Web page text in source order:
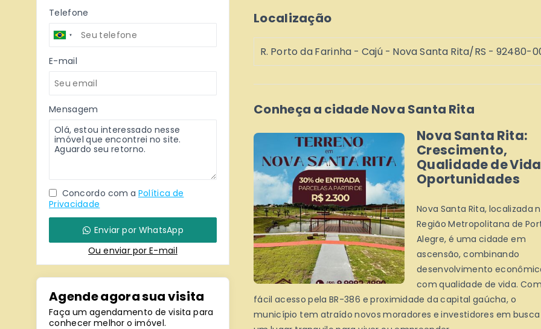
Telefone
E-mail
Mensagem
Concordo com a Política de
Privacidade
Enviar por WhatsApp
Ou enviar por E-mail
Agende agora sua visita
Faça um agendamento de visita para
conhecer melhor o imóvel.
Localização
R. Porto da Farinha - Cajú - Nova Santa Rita/RS - 92480-
Conheça a cidade Nova Santa Rita
Nova Santa Rita:
Crescimento,
Qualidade de
Oportunidades
Nova Santa Rita, localizada
Região Metropolitana de
Alegre, é uma cidade em
ascensão, combinando
desenvolvimento
com qualidade de vida. Com
fácil acesso pela BR-386 e proximidade da capital gaúcha, o
município tem atraído novos moradores e investidores em busca